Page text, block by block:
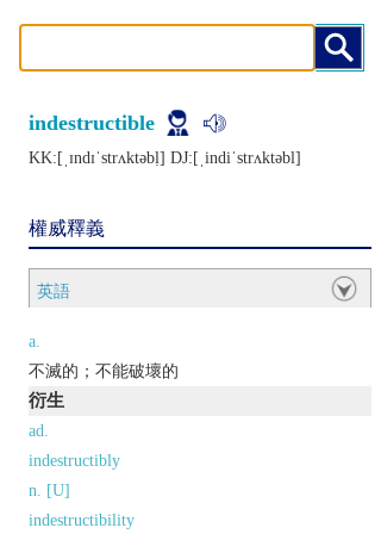
indestructible
KK:[ˌɪndɪˈstrʌktǝbḷ] DJ:[ˌindiˈstrʌktǝbl]
權威釋義
英語
a.
不滅的；不能破壞的
衍生
ad.
indestructibly
n. [U]
indestructibility